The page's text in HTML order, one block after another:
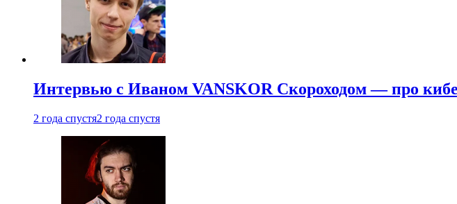
Интервью с Иваном VANSKOR Скороходом — про
2 года спустя2 года спустя